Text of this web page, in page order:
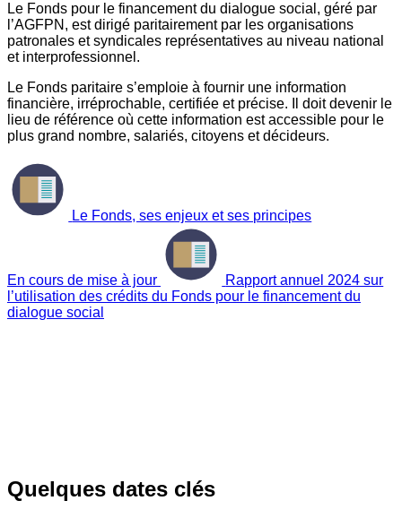
Le Fonds pour le financement du dialogue social, géré par
l’AGFPN, est dirigé paritairement par les organisations
patronales et syndicales représentatives au niveau national
et interprofessionnel.
Le Fonds paritaire s’emploie à fournir une information
financière, irréprochable, certifiée et précise. Il doit devenir le
lieu de référence où cette information est accessible pour le
plus grand nombre, salariés, citoyens et décideurs.
Le Fonds, ses enjeux et ses principes
En cours de mise à jour
Rapport annuel 2024 sur
l’utilisation des crédits du Fonds pour le financement du
dialogue social
Quelques dates clés